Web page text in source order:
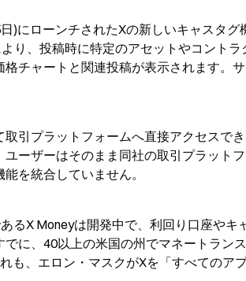
にローンチされたXの新しいキャスタグ
り、投稿時に特定のアセットやコント
チャートと関連投稿が表示されます。
引プラットフォームへ直接アクセスで
ーザーはそのまま同社の取引プラット
を統合していません。
るX Moneyは開発中で、利回り口座やキ
に、40以上の米国の州でマネートラン
も、エロン・マスクがXを「すべてのア